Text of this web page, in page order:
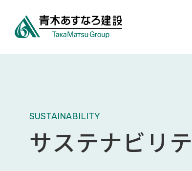
SUSTAINABILITY
サステナビリ